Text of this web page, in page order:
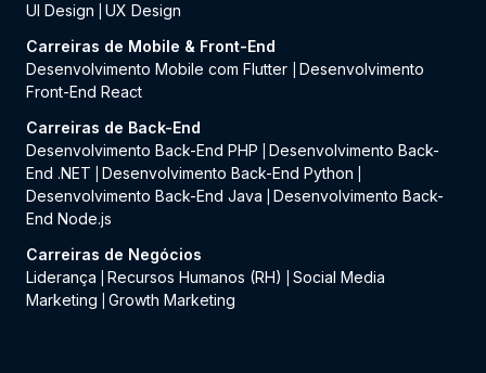
UI Design
UX Design
Carreiras de Mobile & Front-End
Desenvolvimento Mobile com Flutter
Desenvolvimento
Front-End React
Carreiras de Back-End
Desenvolvimento Back-End PHP
Desenvolvimento Back-
End .NET
Desenvolvimento Back-End Python
Desenvolvimento Back-End Java
Desenvolvimento Back-
End Node.js
Carreiras de Negócios
Liderança
Recursos Humanos (RH)
Social Media
Marketing
Growth Marketing